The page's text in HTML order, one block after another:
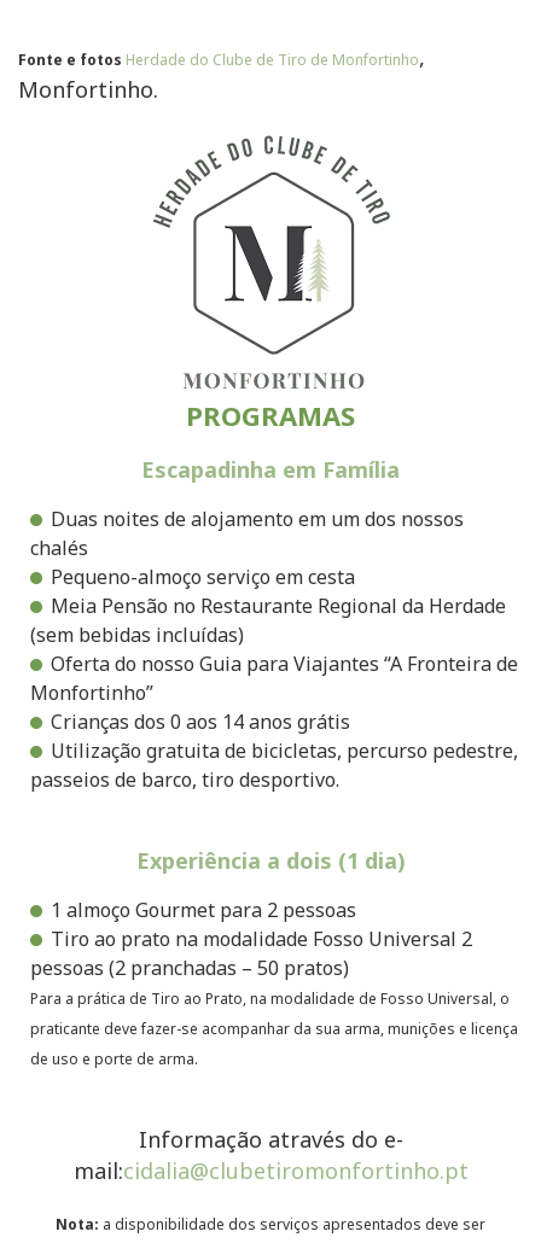
Fonte e fotos Herdade do Clube de Tiro de Monfortinho,
Monfortinho.
PROGRAMAS
Escapadinha em Família
Duas noites de alojamento em um dos nossos
chalés
Pequeno-almoço serviço em cesta
Meia Pensão no Restaurante Regional da Herdade
(sem bebidas incluídas)
Oferta do nosso Guia para Viajantes “A Fronteira de
Monfortinho”
Crianças dos 0 aos 14 anos grátis
Utilização gratuita de bicicletas, percurso pedestre,
passeios de barco, tiro desportivo.
Experiência a dois (1 dia)
1 almoço Gourmet para 2 pessoas
Tiro ao prato na modalidade Fosso Universal 2
pessoas (2 pranchadas – 50 pratos)
Para a prática de Tiro ao Prato, na modalidade de Fosso Universal, o
praticante deve fazer-se acompanhar da sua arma, munições e licença
de uso e porte de arma.
Informação através do e-
mail:cidalia@clubetiromonfortinho.pt
Nota: a disponibilidade dos serviços apresentados deve ser